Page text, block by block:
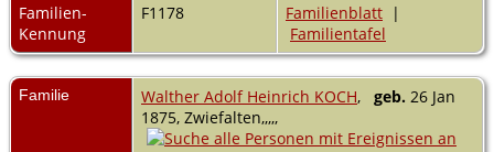
Familien-
Kennung
F1178 Familienblatt |
Familientafel
Familie Walther Adolf Heinrich KOCH, geb. 26 Jan
1875, Zwiefalten,,,,,